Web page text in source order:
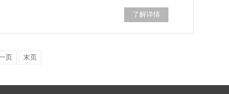
了解详情
页 末页